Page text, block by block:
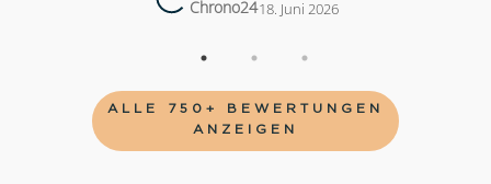
Chrono2418. Juni 2026
ALLE 750+ BEWERTUNGEN
ANZEIGEN